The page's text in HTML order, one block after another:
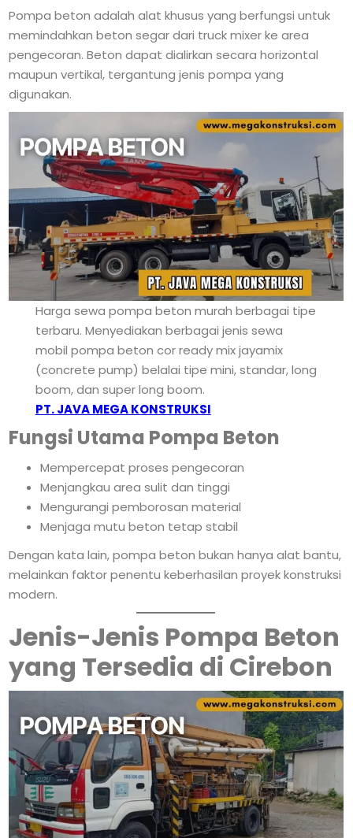
Pompa beton adalah alat khusus yang berfungsi untuk
memindahkan beton segar dari truck mixer ke area
pengecoran. Beton dapat dialirkan secara horizontal
maupun vertikal, tergantung jenis pompa yang
digunakan.
Harga sewa pompa beton murah berbagai tipe
terbaru. Menyediakan berbagai jenis sewa
mobil pompa beton cor ready mix jayamix
(concrete pump) belalai tipe mini, standar, long
boom, dan super long boom.
PT. JAVA MEGA KONSTRUKSI
Fungsi Utama Pompa Beton
Mempercepat proses pengecoran
Menjangkau area sulit dan tinggi
Mengurangi pemborosan material
Menjaga mutu beton tetap stabil
Dengan kata lain, pompa beton bukan hanya alat bantu,
melainkan faktor penentu keberhasilan proyek konstruksi
modern.
Jenis-Jenis Pompa Beton
yang Tersedia di Cirebon